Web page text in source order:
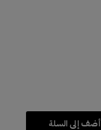
أضف إلى السلة